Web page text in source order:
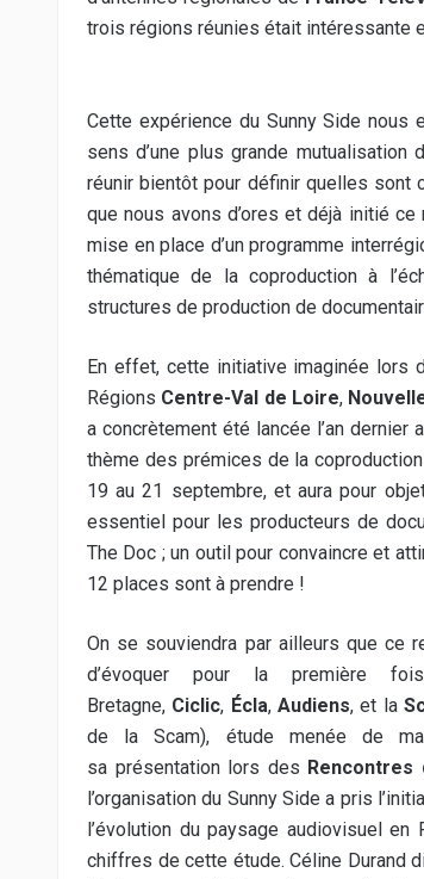
trois régions réunies était intéressante
Cette expérience du Sunny Side nous
sens d’une plus grande
réunir bientôt pour définir quelles sont
que nous avons d’ores et déjà initié
mise en place d’un programme
thématique de la coproduction à
structures de production de
En effet, cette initiative imaginée lors
Régions Centre-Val de Loire,
a concrètement été lancée l’an
thème des prémices de la
19 au 21 septembre, et aura pour
essentiel pour les producteurs de
The Doc ; un outil pour convaincre et
12 places sont à prendre !
On se souviendra par ailleurs que ce
d’évoquer pour la première
Bretagne, Ciclic, Écla,Audiens, et la
de la Scam), étude menée de
sa présentationlors des Rencontres
l’organisation du Sunny Side a pris
l’évolution du paysage audiovisuel
chiffres de cette étude. Céline Durand